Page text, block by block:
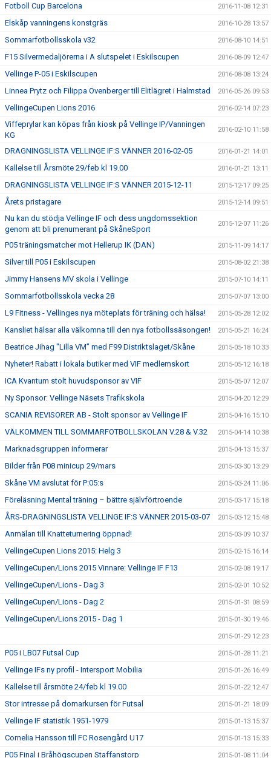
Fotboll Cup Barcelona 2016-11-08 12:31
Elskåp vanningens konstgräs 2016-10-28 13:57
Sommarfotbollsskola v32 2016-08-10 14:51
F15 Silvermedaljörerna i A slutspelet i Eskilscupen 2016-08-09 12:47
Vellinge P-05 i Eskilscupen 2016-08-08 13:24
Linnea Prytz och Filippa Ovenberger till Elitlägret i Halmstad 2016-05-26 09:53
VellingeCupen Lions 2016 2016-02-14 07:23
Viffeprylar kan köpas från kiosk på Vellinge IP/Vanningen
KG
2016-02-10 11:58
DRAGNINGSLISTA VELLINGE IF:S VÄNNER 2016-02-05 2016-01-21 14:01
Kallelse till Årsmöte 29/feb kl 19.00 2016-01-21 13:11
DRAGNINGSLISTA VELLINGE IF:S VÄNNER 2015-12-11 2015-12-17 09:25
Årets pristagare 2015-12-14 09:51
Nu kan du stödja Vellinge IF och dess ungdomssektion
genom att bli prenumerant på SkåneSport
2015-12-07 11:26
P05 träningsmatcher mot Hellerup IK (DAN) 2015-11-09 14:17
Silver till P05 i Eskilscupen 2015-08-02 21:38
Jimmy Hansens MV skola i Vellinge 2015-07-10 14:11
Sommarfotbollsskola vecka 28 2015-07-07 13:00
L9 Fitness - Vellinges nya möteplats för träning och hälsa! 2015-05-28 12:02
Kansliet hälsar alla välkomna till den nya fotbollssäsongen! 2015-05-21 16:24
Beatrice Jihag "Lilla VM” med F99 Distriktslaget/Skåne 2015-05-18 10:33
Nyheter! Rabatt i lokala butiker med VIF medlemskort 2015-05-12 16:18
ICA Kvantum stolt huvudsponsor av VIF 2015-05-07 12:07
Ny Sponsor: Vellinge Näsets Trafikskola 2015-04-20 12:29
SCANIA REVISORER AB - Stolt sponsor av Vellinge IF 2015-04-16 15:10
VÄLKOMMEN TILL SOMMARFOTBOLLSKOLAN V.28 & V.32 2015-04-14 10:38
Marknadsgruppen informerar 2015-04-13 15:37
Bilder från P08 minicup 29/mars 2015-03-30 13:29
Skåne VM avslutat för P:05:s 2015-03-24 11:06
Föreläsning Mental träning – bättre självförtroende 2015-03-17 15:18
ÅRS-DRAGNINGSLISTA VELLINGE IF:S VÄNNER 2015-03-07 2015-03-12 15:48
Anmälan till Knatteturnering öppnad! 2015-03-09 10:37
VellingeCupen Lions 2015: Helg 3 2015-02-15 16:14
VellingeCupen/Lions 2015 Vinnare: Vellinge IF F13 2015-02-08 19:17
VellingeCupen/Lions - Dag 3 2015-02-01 10:52
VellingeCupen/Lions - Dag 2 2015-01-31 08:59
VellingeCupen/Lions 2015 - Dag 1 2015-01-30 19:46
2015-01-29 12:23
P05 i LB07 Futsal Cup 2015-01-28 11:21
Vellinge IFs ny profil - Intersport Mobilia 2015-01-26 16:49
Kallelse till årsmöte 24/feb kl 19.00 2015-01-22 12:47
Stor intresse på domarkursen för Futsal 2015-01-21 18:09
Vellinge IF statistik 1951-1979 2015-01-13 15:37
Cornelia Hansson till FC Rosengård U17 2015-01-13 15:33
P05 Final i Bråhögscupen Staffanstorp 2015-01-08 11:04